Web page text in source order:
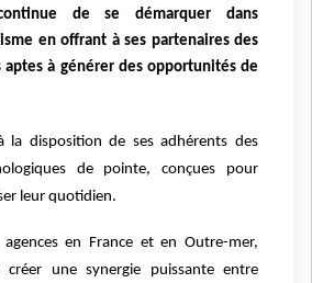
de se démarquer dans
en offrant à ses partenaires des
aptes à générer des opportunités de
la disposition de ses adhérents des
de pointe, conçues pour
leur quotidien.
en France et en Outre-mer,
créer une synergie puissante entre